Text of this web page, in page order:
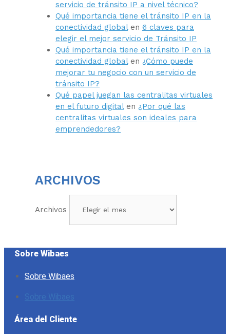
servicio de tránsito IP a nivel técnico?
Qué importancia tiene el tránsito IP en la
conectividad globalen 6 claves para
elegir el mejor servicio de Tránsito IP
Qué importancia tiene el tránsito IP en la
conectividad globalen ¿Cómo puede
mejorar tu negocio con un servicio de
tránsito IP?
Qué papel juegan las centralitas virtuales
en el futuro digitalen ¿Por qué las
centralitas virtuales son ideales para
emprendedores?
ARCHIVOS
Archivos
Sobre Wibaes
Sobre Wibaes
Sobre Wibaes
Área del Cliente